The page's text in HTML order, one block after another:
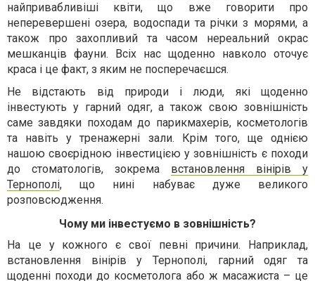
найпривабливіші квіти, що вже говорити про
неперевершені озера, водоспади та річки з морями, а
також про захопливий та часом нереальний окрас
мешканців фауни. Всіх нас щоденно навколо оточує
краса і це факт, з яким не посперечаєшся.
Не відстають від природи і люди, які щоденно
інвестують у гарний одяг, а також свою зовнішність
саме завдяки походам до парикмахерів, косметологів
та навіть у тренажерні зали. Крім того, ще однією
нашою своєрідною інвестицією у зовнішність є походи
до стоматологів, зокрема встановлення вінірів у
Тернополі, що нині набуває дуже великого
розповсюдження.
Чому ми інвестуємо в зовнішність?
На це у кожного є свої певні причини. Наприклад,
встановлення вінірів у Тернополі, гарний одяг та
щоденні походи до косметолога або ж масажиста – це